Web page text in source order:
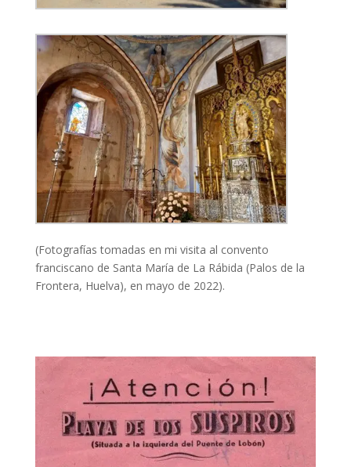
(Fotografías tomadas en mi visita al convento
franciscano de Santa María de La Rábida (Palos de la
Frontera, Huelva), en mayo de 2022).